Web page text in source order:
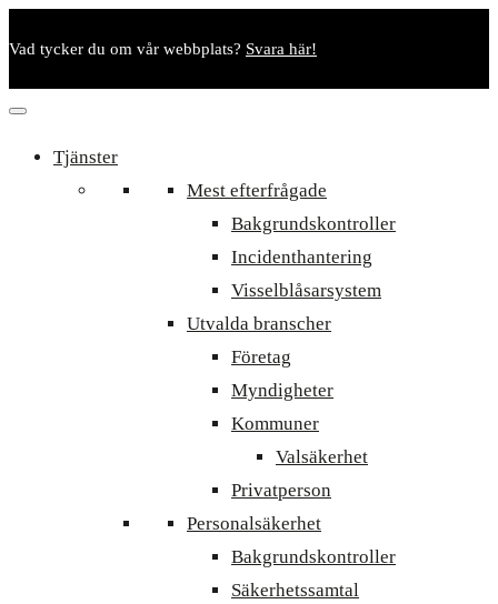
Vad tycker du om vår webbplats? Svara här!
Tjänster
Mest efterfrågade
Bakgrundskontroller
Incidenthantering
Visselblåsarsystem
Utvalda branscher
Företag
Myndigheter
Kommuner
Valsäkerhet
Privatperson
Personalsäkerhet
Bakgrundskontroller
Säkerhetssamtal